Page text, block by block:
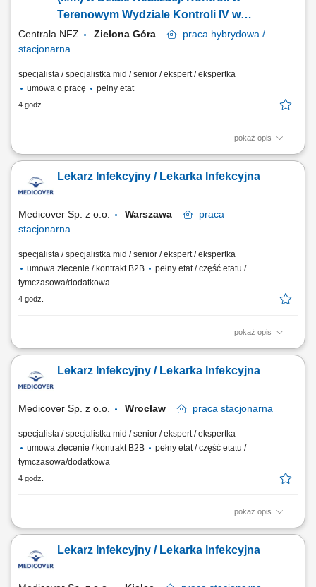
zespołu jako tzn. Lekarz...
Terenowym Wydziale Kontroli IV w
Departamencie Kontroli (lekarz k/m)
Centrala NFZ Zielona Góra praca hybrydowa /
stacjonarna
specjalista / specjalistka mid / senior / ekspert / ekspertka
umowa o pracę
pełny etat
4 godz.
pokaż opis
GŁÓWNE ZADANIA udział w analizach i opracowywaniu programów
weryfikacja dokumentacji medycznej w trakcie kontroli i czynności
sprawdzających; udział w opracowywaniu dokumentów na potrzeby
Lekarz Infekcyjny / Lekarka Infekcyjna
Medicover Sp. z o.o. Warszawa
praca
stacjonarna
specjalista / specjalistka mid / senior / ekspert / ekspertka
umowa zlecenie / kontrakt B2B
pełny etat / część etatu /
tymczasowa/dodatkowa
4 godz.
pokaż opis
Będziesz odpowiedzialny/-a za: konsultacje, prowadzenie
wysokich standardów medycznych. Dołącz do naszej ekipy medycznej i
stań się #bohaterem opieki zdrowotnej! Szukamy Ciebie jeśli​:
Lekarz Infekcyjny / Lekarka Infekcyjna
Medicover Sp. z o.o. Wrocław praca stacjonarna
specjalista / specjalistka mid / senior / ekspert / ekspertka
umowa zlecenie / kontrakt B2B
pełny etat / część etatu /
tymczasowa/dodatkowa
4 godz.
pokaż opis
Będziesz odpowiedzialny/-a za: konsultacje, prowadzenie
wysokich standardów medycznych. Dołącz do naszej ekipy medycznej i
stań się #bohaterem opieki zdrowotnej! Szukamy Ciebie jeśli​:
Lekarz Infekcyjny / Lekarka Infekcyjna